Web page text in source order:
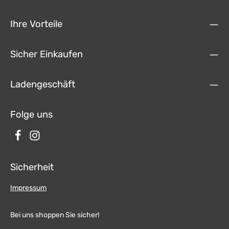
05/2014Peugeot Boxer (Y) 09/2014 - 2023Farbe: schwarz Größe des
Smartphones mit Schutzhülle: 179mm x 85mm x 8,5mm max.
kompatible Smartphones > 7,5W max.10W kompatible Smartphones >
10W max.15W kompatible Smartphones > 15W max.Apple iPhone > 7,5W
Ihre Vorteile
Sicher Einkaufen
Ladengeschäft
Folge uns
Sicherheit
Impressum
Bei uns shoppen Sie sicher!